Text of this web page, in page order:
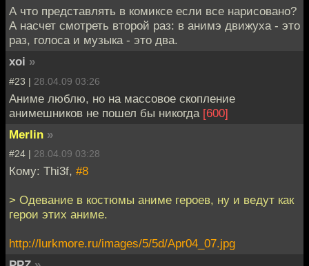
А что представлять в комиксе если все нарисовано?
А насчет смотреть второй раз: в анимэ движуха - это
раз, голоса и музыка - это два.
xoi »
#23 | 28.04.09 03:26
Аниме люблю, но на массовое скопление
анимешников не пошел бы никогда [600]
Merlin »
#24 | 28.04.09 03:28
Кому: Thi3f, #8
> Одевание в костюмы аниме героев, ну и ведут как
герои этих аниме.
http://lurkmore.ru/images/5/5d/Apr04_07.jpg